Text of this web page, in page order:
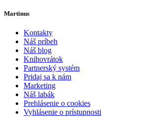
Martinus
Kontakty
Náš príbeh
Náš blog
Knihovrátok
Partnerský systém
Pridaj sa k nám
Marketing
Náš labák
Prehlásenie o cookies
Vyhlásenie o prístupnosti